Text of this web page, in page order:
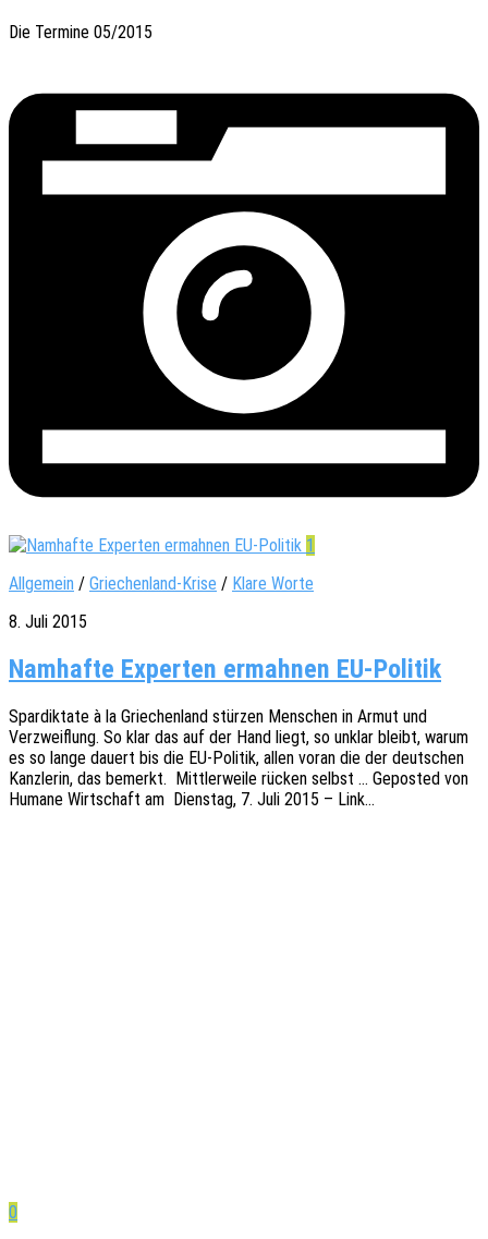
Die Termi­ne 05/2015
1
Allgemein / Griechenland-Krise / Klare Worte
8. Juli 2015
Namhafte Experten ermahnen EU-Politik
Spar­dik­ta­te à la Grie­chen­land stür­zen Menschen in Armut und
Verzweif­lung. So klar das auf der Hand liegt, so unklar bleibt, warum
es so lange dauert bis die EU-Poli­­tik, allen voran die der deut­schen
Kanz­le­rin, das bemerkt. Mitt­ler­wei­le rücken selbst … Gepos­ted von
Humane Wirt­schaft am Diens­tag, 7. Juli 2015 – Link…
0